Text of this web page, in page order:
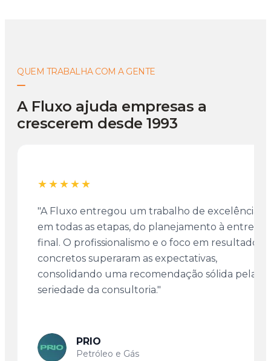
QUEM TRABALHA COM A GENTE
A Fluxo ajuda empresas a
crescerem desde 1993
★★★★★
"A Fluxo entregou um trabalho de excelência
em todas as etapas, do planejamento à entrega
final. O profissionalismo e o foco em resultados
concretos superaram as expectativas,
consolidando uma recomendação sólida pela
seriedade da consultoria."
PRIO
Petróleo e Gás